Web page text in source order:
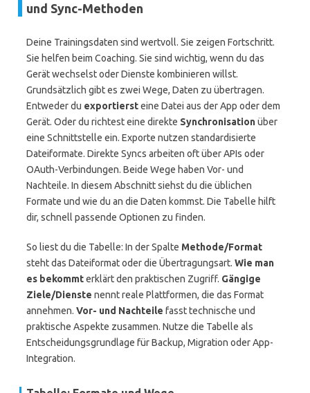
und Sync-Methoden
Deine Trainingsdaten sind wertvoll. Sie zeigen Fortschritt.
Sie helfen beim Coaching. Sie sind wichtig, wenn du das
Gerät wechselst oder Dienste kombinieren willst.
Grundsätzlich gibt es zwei Wege, Daten zu übertragen.
Entweder du exportiersteine Datei aus der App oder dem
Gerät. Oder du richtest eine direkte Synchronisationüber
eine Schnittstelle ein. Exporte nutzen standardisierte
Dateiformate. Direkte Syncs arbeiten oft über APIs oder
OAuth-Verbindungen. Beide Wege haben Vor- und
Nachteile. In diesem Abschnitt siehst du die üblichen
Formate und wie du an die Daten kommst. Die Tabelle hilft
dir, schnell passende Optionen zu finden.
So liest du die Tabelle: In der Spalte Methode/Format
steht das Dateiformat oder die Übertragungsart. Wie man
es bekommterklärt den praktischen Zugriff. Gängige
Ziele/Dienste nennt reale Plattformen, die das Format
annehmen. Vor- und Nachteile fasst technische und
praktische Aspekte zusammen. Nutze die Tabelle als
Entscheidungsgrundlage für Backup, Migration oder App-
Integration.